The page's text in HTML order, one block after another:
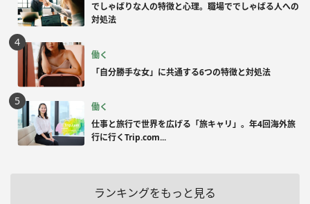
でしゃばりな人の特徴と心理。職場ででしゃばる人への
対処法
働く
「自分勝手な女」に共通する6つの特徴と対処法
働く
仕事と旅行で世界を広げる「旅キャリ」。年4回海外旅
行に行くTrip.com...
ランキングをもっと見る